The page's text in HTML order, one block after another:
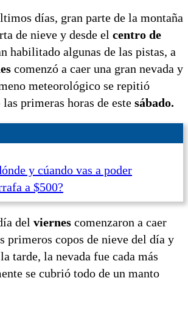
días, gran parte de la montaña
de nieve y desde el centro de
habilitado algunas de las pistas, a
comenzó a caer una gran nevada y
meteorológico se repitió
primeras horas de este sábado.
y cúando vas a poder
a $500?
del viernes comenzaron a caer
primeros copos de nieve del día y
tarde, la nevada fue cada más
se cubrió todo de un manto